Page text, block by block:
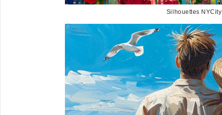
Silhouettes